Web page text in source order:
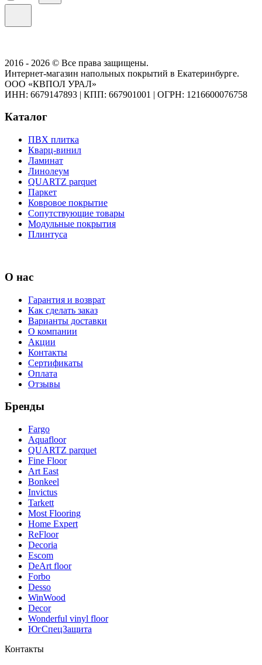
2016 - 2026 © Все права защищены.
Интернет-магазин напольных покрытий в Екатеринбурге.
ООО «КВПОЛ УРАЛ»
ИНН: 6679147893 | КПП: 667901001 | ОГРН: 1216600076758
Каталог
ПВХ плитка
Кварц-винил
Ламинат
Линолеум
QUARTZ parquet
Паркет
Ковровое покрытие
Сопутствующие товары
Модульные покрытия
Плинтуса
О нас
Гарантия и возврат
Как сделать заказ
Варианты доставки
О компании
Акции
Контакты
Сертификаты
Оплата
Отзывы
Бренды
Fargo
Aquafloor
QUARTZ parquet
Fine Floor
Art East
Bonkeel
Invictus
Tarkett
Most Flooring
Home Expert
ReFloor
Decoria
Escom
DeArt floor
Forbo
Desso
WinWood
Decor
Wonderful vinyl floor
ЮгСпецЗащита
Контакты